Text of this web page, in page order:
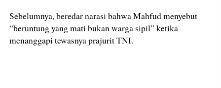
Sebelumnya, beredar narasi bahwa Mahfud menyebut
“beruntung yang mati bukan warga sipil” ketika
menanggapi tewasnya prajurit TNI.